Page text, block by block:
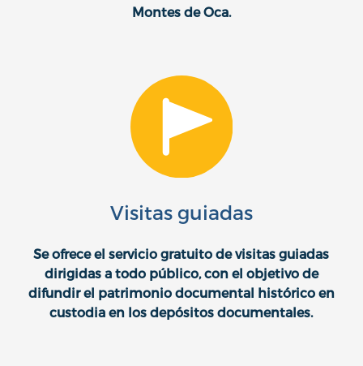
Montes de Oca.
Visitas guiadas
Se ofrece el servicio gratuito de visitas guiadas
dirigidas a todo público, con el objetivo de
difundir el patrimonio documental histórico en
custodia en los depósitos documentales.